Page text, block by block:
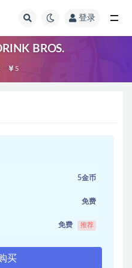
登录
BROS.
5
5金币
免费
免费 推荐
买